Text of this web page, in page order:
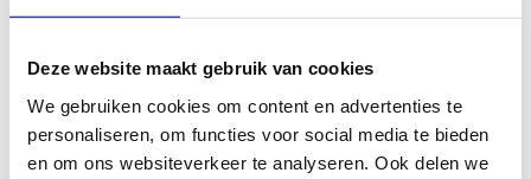
Deze website maakt gebruik van cookies
We gebruiken cookies om content en advertenties te
personaliseren, om functies voor social media te bieden
en om ons websiteverkeer te analyseren. Ook delen we
herhaling. Met een gewicht van 84 kg staat de Scott Bench Pure -
relatief compacte ontwerp maakt hem een slimme en duurzame
toevoeging aan ons assortimentfitness benches en racks.
Perfect voor thuisgebruik en professionele gyms